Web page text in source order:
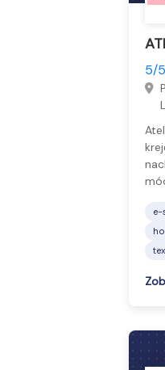
5/5
e-